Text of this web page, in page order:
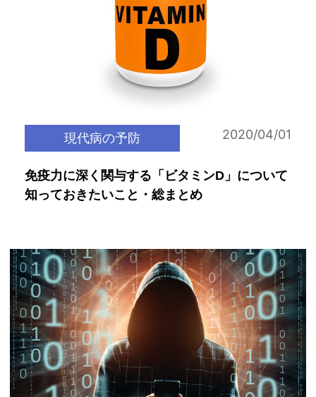
現代病の予防 2020/04/01
免疫力に深く関与する「ビタミンD」について
知っておきたいこと・総まとめ